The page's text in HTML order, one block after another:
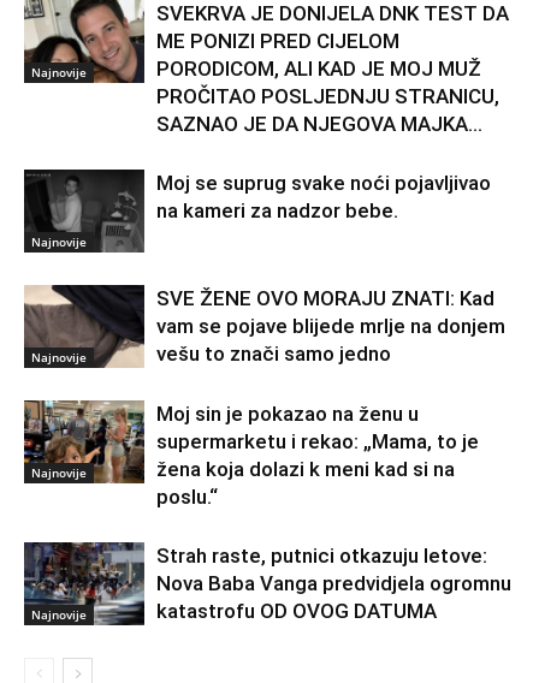
Najnovije
SVEKRVA JE DONIJELA DNK TEST DA
ME PONIZI PRED CIJELOM
PORODICOM, ALI KAD JE MOJ MUŽ
PROČITAO POSLJEDNJU STRANICU,
SAZNAO JE DA NJEGOVA MAJKA...
Najnovije
Moj se suprug svake noći pojavljivao
na kameri za nadzor bebe.
Najnovije
SVE ŽENE OVO MORAJU ZNATI: Kad
vam se pojave blijede mrlje na donjem
vešu to znači samo jedno
Najnovije
Moj sin je pokazao na ženu u
supermarketu i rekao: „Mama, to je
žena koja dolazi k meni kad si na
poslu.“
Najnovije
Strah raste, putnici otkazuju letove:
Nova Baba Vanga predvidjela ogromnu
katastrofu OD OVOG DATUMA